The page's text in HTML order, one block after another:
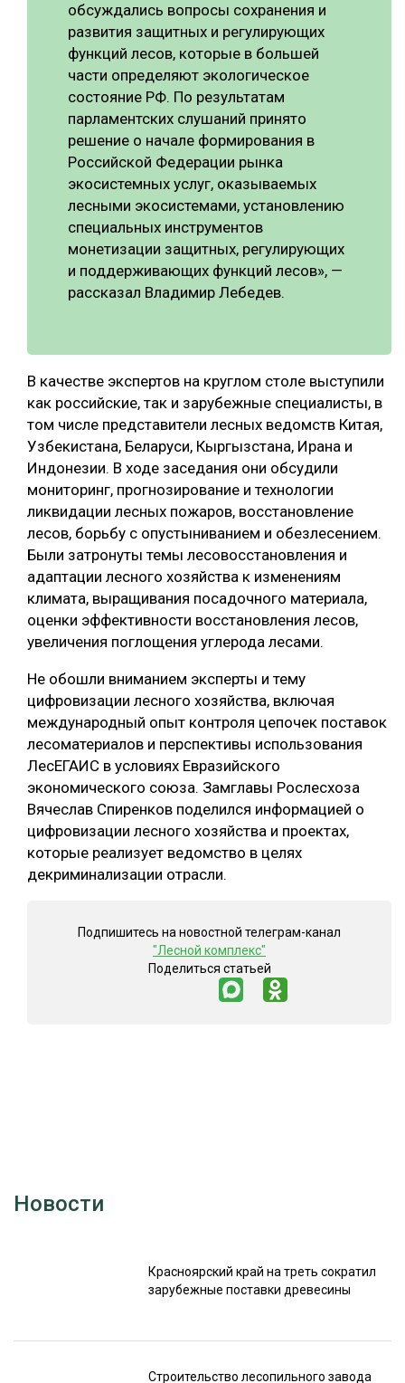
обсуждались вопросы сохранения и
развития защитных и регулирующих
функций лесов, которые в большей
части определяют экологическое
состояние РФ. По результатам
парламентских слушаний принято
решение о начале формирования в
Российской Федерации рынка
экосистемных услуг, оказываемых
лесными экосистемами, установлению
специальных инструментов
монетизации защитных, регулирующих
и поддерживающих функций лесов», —
рассказал Владимир Лебедев.
В качестве экспертов на круглом столе выступили
как российские, так и зарубежные специалисты, в
том числе представители лесных ведомств Китая,
Узбекистана, Беларуси, Кыргызстана, Ирана и
Индонезии. В ходе заседания они обсудили
мониторинг, прогнозирование и технологии
ликвидации лесных пожаров, восстановление
лесов, борьбу с опустыниванием и обезлесением.
Были затронуты темы лесовосстановления и
адаптации лесного хозяйства к изменениям
климата, выращивания посадочного материала,
оценки эффективности восстановления лесов,
увеличения поглощения углерода лесами.
Не обошли вниманием эксперты и тему
цифровизации лесного хозяйства, включая
международный опыт контроля цепочек поставок
лесоматериалов и перспективы использования
ЛесЕГАИС в условиях Евразийского
экономического союза. Замглавы Рослесхоза
Вячеслав Спиренков поделился информацией о
цифровизации лесного хозяйства и проектах,
которые реализует ведомство в целях
декриминализации отрасли.
Подпишитесь на новостной телеграм-канал
"Лесной комплекс"
Поделиться статьей
Новости
Красноярский край на треть сократил
зарубежные поставки древесины
Строительство лесопильного завода